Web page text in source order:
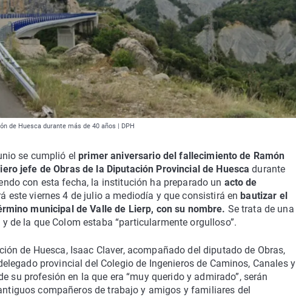
de Huesca durante más de 40 años | DPH
se cumplió el primer aniversario del fallecimiento de Ramón
jefe de Obras de la Diputación Provincial de Huesca durante
con esta fecha, la institución ha preparado un acto de
este viernes 4 de julio a mediodía y que consistirá en bautizar el
municipal de Valle de Lierp, con su nombre. Se trata de una
de la que Colom estaba “particularmente orgulloso”.
de Huesca, Isaac Claver, acompañado del diputado de Obras,
provincial del Colegio de Ingenieros de Caminos, Canales y
su profesión en la que era “muy querido y admirado”, serán
compañeros de trabajo y amigos y familiares del